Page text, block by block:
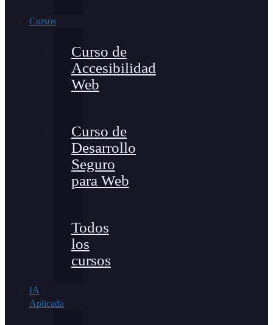
Cursos
Curso de
Accesibilidad
Web
Curso de
Desarrollo
Seguro
para Web
Todos
los
cursos
IA
Aplicada